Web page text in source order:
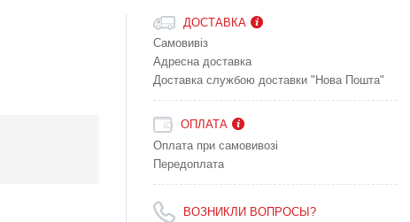
ДОСТАВКА
Самовивіз
Адресна доставка
Доставка службою доставки "Нова Пошта"
ОПЛАТА
Оплата при самовивозі
Передоплата
ВОЗНИКЛИ ВОПРОСЫ?